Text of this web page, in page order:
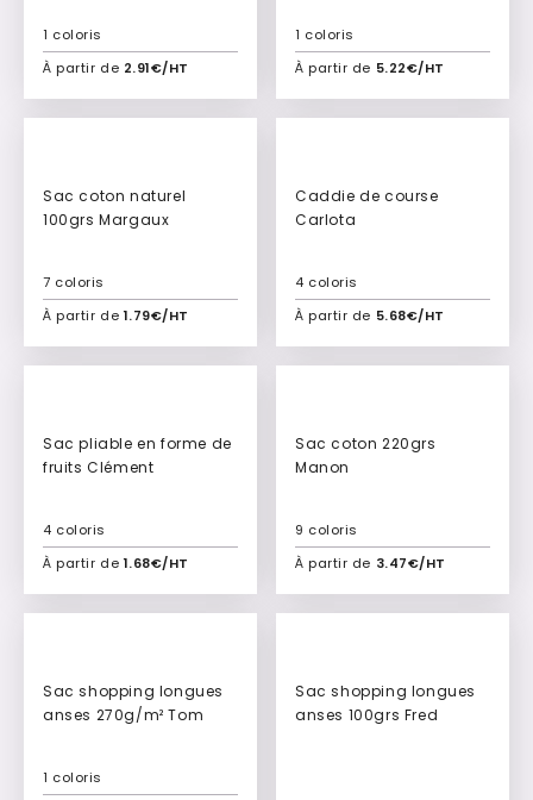
À partir de 2.91€/HT
1 coloris
Ajouter à mon devis
À partir de 5.22€/HT
1 coloris
Ajouter à mon devis
Sac coton naturel
100grs Margaux
À partir de 1.79€/HT
7 coloris
Ajouter à mon devis
Caddie de course
Carlota
À partir de 5.68€/HT
4 coloris
Ajouter à mon devis
Sac pliable en forme de
fruits Clément
À partir de 1.68€/HT
4 coloris
Ajouter à mon devis
Sac coton 220grs
Manon
À partir de 3.47€/HT
9 coloris
Ajouter à mon devis
Sac shopping longues
anses 270g/m² Tom
1 coloris
Sac shopping longues
anses 100grs Fred